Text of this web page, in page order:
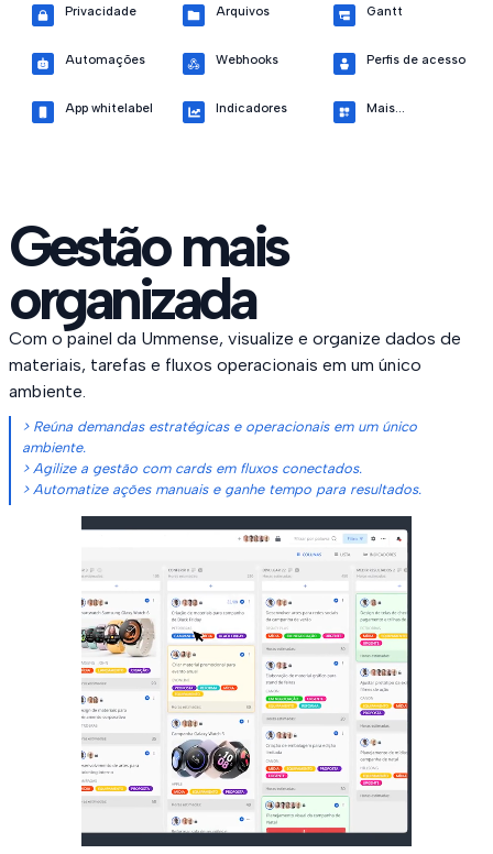
Privacidade Arquivos Gantt
Automações Webhooks Perfis de acesso
App whitelabel Indicadores Mais...
Gestão mais
organizada
Com o painel da Ummense, visualize e organize dados de
materiais, tarefas e fluxos operacionais em um único
ambiente.
> Reúna demandas estratégicas e operacionais em um único
ambiente.
> Agilize a gestão com cards em fluxos conectados.
> Automatize ações manuais e ganhe tempo para resultados.